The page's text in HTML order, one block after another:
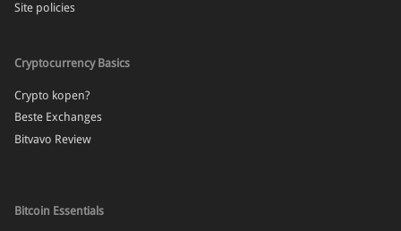
Site policies
Cryptocurrency Basics
Crypto kopen?
Beste Exchanges
Bitvavo Review
Bitcoin Essentials